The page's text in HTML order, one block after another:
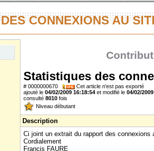
CONNEXIONS AU
Statistiques des
# 0000000670
Cet article n'est pas exporté
ajouté le 04/02/2009 16:18:54 et modifié le 04/02/2009
consulté 8010 fois
Niveau débutant
Description
Ci joint un extrait du rapport des connexions
Cordialement
Francis FAURE